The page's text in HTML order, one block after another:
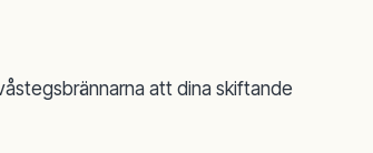
att dina skiftande